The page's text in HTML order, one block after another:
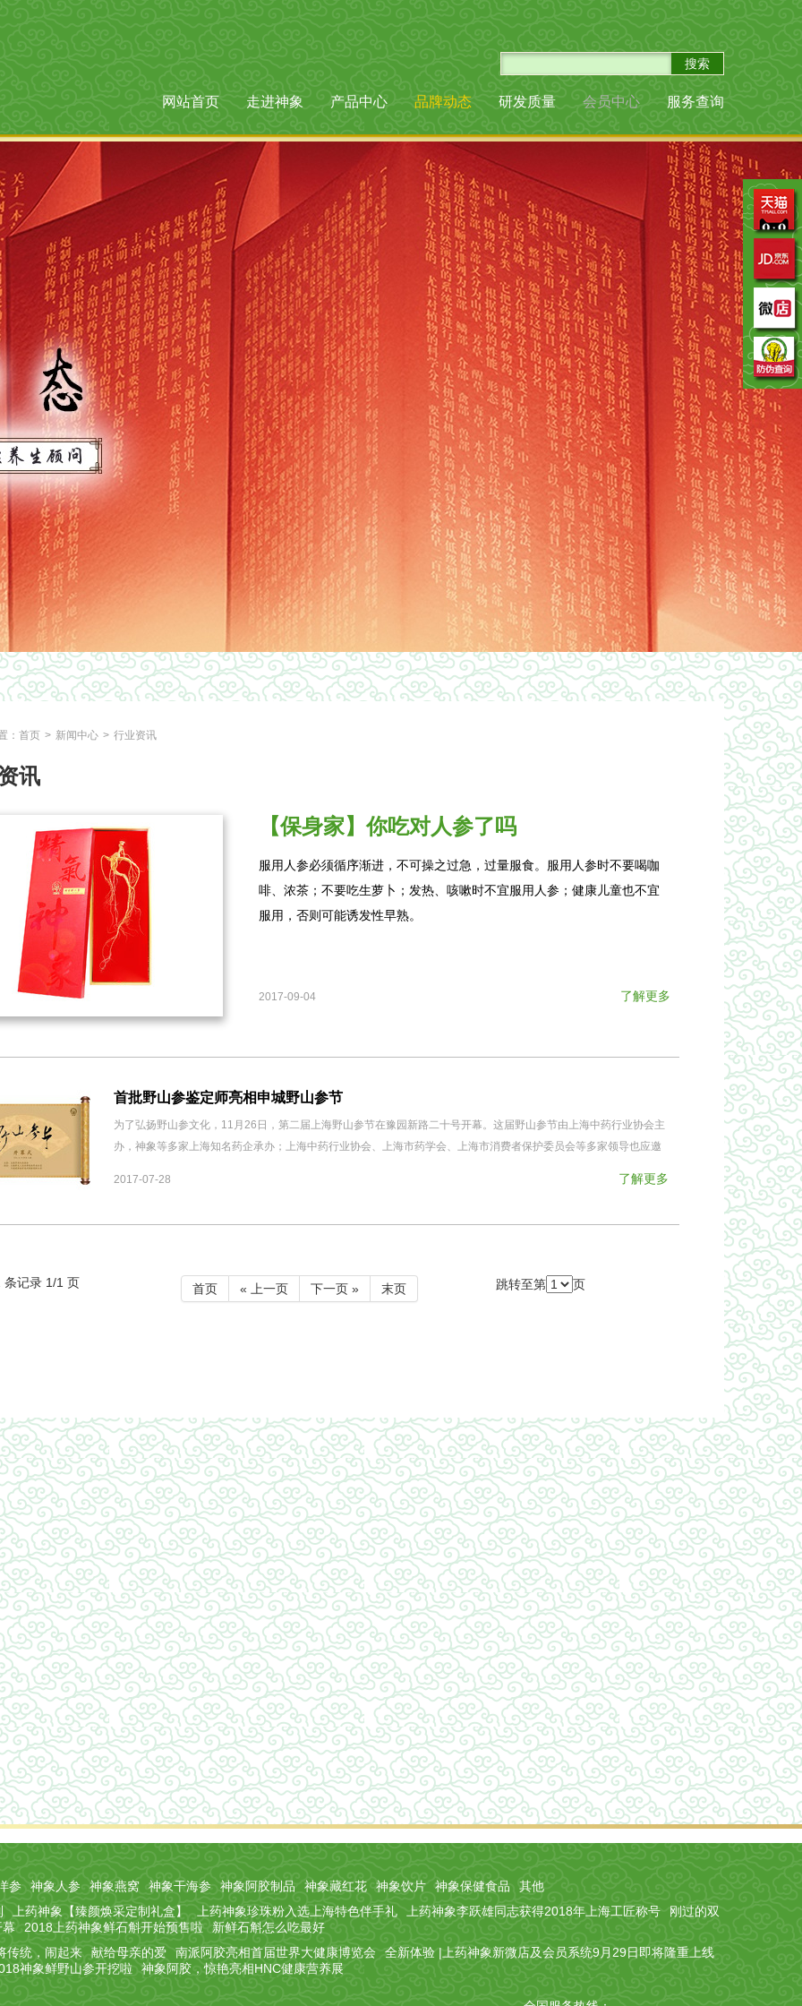
网站首页 走进神象 产品中心 品牌动态 研发质量 会员中心 服务查询
： 首页 > 新闻中心 > 行业资讯
讯
【保身家】你吃对人参了吗
服用人参必须循序渐进，不可操之过急，过量服食。服用人参时不要喝咖
啡、浓茶；不要吃生萝卜；发热、咳嗽时不宜服用人参；健康儿童也不宜
服用，否则可能诱发性早熟。
2017-09-04 了解更多
首批野山参鉴定师亮相申城野山参节
为了弘扬野山参文化，11月26日，第二届上海野山参节在豫园新路二十号开幕。这届野山参节由上海中药行业协会主
办，神象等多家上海知名药企承办；上海中药行业协会、上海市药学会、上海市消费者保护委员会等多家领导也应邀
2017-07-28
了解更多
条记录 1/1 页 首页 « 上一页 下一页 » 末页 跳转至第 页
参 神象人参 神象燕窝 神象干海参 神象阿胶制品 神象藏红花 神象饮片 神象保健食品
其他
上药神象【臻颜焕采定制礼盒】 上药神象珍珠粉入选上海特色伴手礼 上药神象李跃雄同志获得2018年上海工匠称号
刚过的双
2018上药神象鲜石斛开始预售啦
新鲜石斛怎么吃最好
传统，闹起来
献给母亲的爱 南派阿胶亮相首届世界大健康博览会
全新体验 |上药神象新微店及会员系统9月29日即将隆重上线
神象鲜野山参开挖啦
神象阿胶，惊艳亮相HNC健康营养展